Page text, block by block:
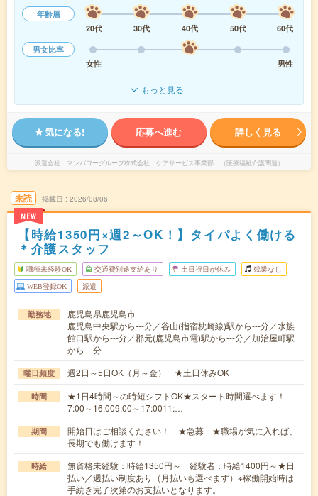
年齢層
20代
30代 40代 50代
60代
男女比率
女性
男性
もっと見る
気になる! 応募へ進む 詳しく見る
派遣会社 マンパワーグループ株式会社 ケアサービス事業部 （医療福祉介護関連）
未読
NEW
掲載日 2026/08/06
【時給1350円×週2～OK！】タイパよく働ける
＊介護スタッフ
職種未経験OK 交通費別途支給あり 土日祝日が休み 残業なし
WEB登録OK 派遣
勤務地
鹿児島県鹿児島市
鹿児島中央駅から---分／谷山(指宿枕崎線)駅から---分／水族
館口駅から---分／郡元(鹿児島市電)駅から---分／加治屋町駅
から---分
曜日頻度 週2日～5日OK（月～金） ★土日休みOK
時間
★1日4時間～の時短シフトOK★スタート時間選べます！
7:00～16:009:00～17:0011:…
期間
開始日はご相談ください！ ★急募 ★職場が気に入れば、
長期でも働けます！
時給
無資格未経験：時給1350円～ 経験者：時給1400円～★日
払い／週払い制度あり（月払いも選べます）※稼働開始時は
手続き完了次第のお支払いとなります。